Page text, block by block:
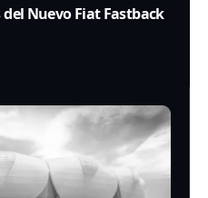
Nuevo Fiat Fastback